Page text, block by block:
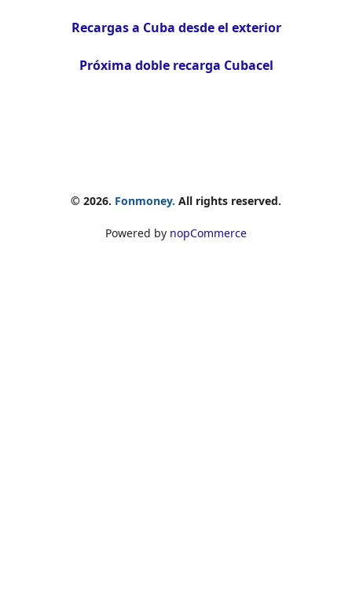
Recargas a Cuba desde el exterior
Próxima doble recarga Cubacel
© 2026. Fonmoney. All rights reserved.
Powered by nopCommerce